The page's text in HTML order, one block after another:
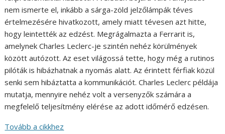
nem ismerte el, inkább a sárga-zöld jelzőlámpák téves
értelmezésére hivatkozott, amely miatt tévesen azt hitte,
hogy leintették az edzést. Megrágalmazta a Ferrarit is,
amelynek Charles Leclerc-je szintén nehéz körülmények
között autózott. Az eset világossá tette, hogy még a rutinos
pilóták is hibázhatnak a nyomás alatt. Az érintett férfiak közül
senki sem hibáztatta a kommunikációt. Charles Leclerc példája
mutatja, mennyire nehéz volt a versenyzők számára a
megfelelő teljesítmény elérése az adott időmérő edzésen.
Tovább a cikkhez